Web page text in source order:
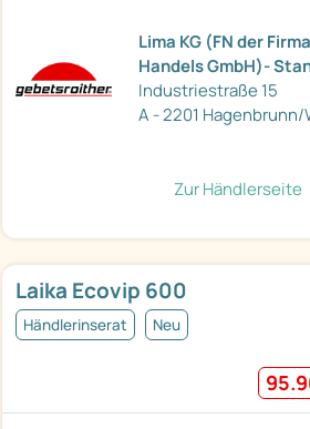
Lima KG (FN der
Handels GmbH)-
Industriestraße 15
A - 2201 Hagenbrunn/
Zur Händlerseite
Laika Ecovip 600
Händlerinserat Neu